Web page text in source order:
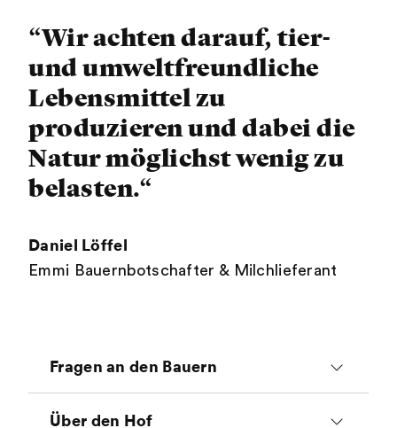
“Wir achten darauf, tier-
und umweltfreundliche
Lebensmittel zu
produzieren und dabei die
Natur möglichst wenig zu
belasten.“
Daniel Löffel
Emmi Bauernbotschafter & Milchlieferant
Fragen an den Bauern
Wieso bist du Bauer
Über den Hof